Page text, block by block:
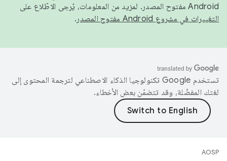
Android مفتوح المصدر. لمزيد من المعلومات، يُرجى الاطّلاع على
التغييرات في مشروع Android مفتوح المصدر
.
تستخدم Google تكنولوجيا الذكاء الاصطناعي لترجمة المحتوى إلى
لغتك المفضّلة، وقد تتضمّن بعض الأخطاء.
AOSP